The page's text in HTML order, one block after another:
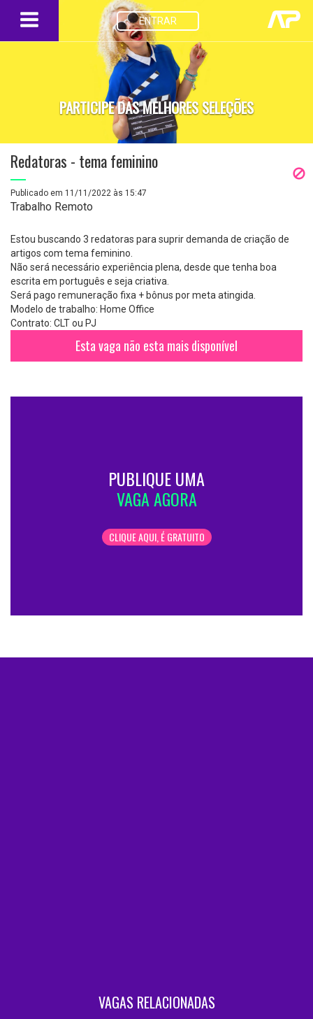
ENTRAR
PARTICIPE DAS MELHORES SELEÇÕES
Redatoras - tema feminino
Publicado em 11/11/2022 às 15:47
Trabalho Remoto
Estou buscando 3 redatoras para suprir demanda de criação de
artigos com tema feminino.
Não será necessário experiência plena, desde que tenha boa
escrita em português e seja criativa.
Será pago remuneração fixa + bônus por meta atingida.
Modelo de trabalho: Home Office
Contrato: CLT ou PJ
Esta vaga não esta mais disponível
PUBLIQUE UMA
VAGA AGORA
CLIQUE AQUI, É GRATUITO
VAGAS RELACIONADAS